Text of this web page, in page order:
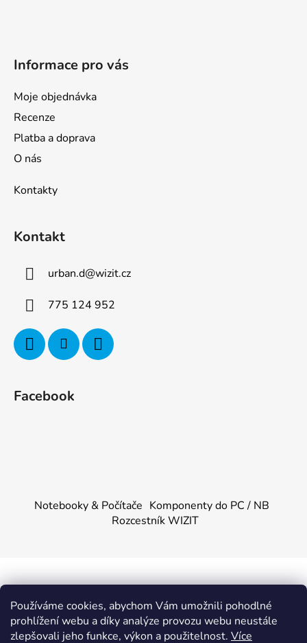
Používáme cookies, abychom Vám umožnili pohodlné
prohlížení webu a díky analýze provozu webu neustále
zlepšovali jeho funkce, výkon a použitelnost. Více
Informace pro vás
Moje objednávka
Recenze
Platba a doprava
O nás
Kontakty
Kontakt
urban.d@wizit.cz
775 124 952
Facebook
Notebooky & Počítače Komponenty do PC / NB
Rozcestník WIZIT
Copyright 2026KOMPONENTY.NET / WIZIT.EU
Všechna práva vyhrazena.|Obchodní podmínky|Ochrana
osobních údajů